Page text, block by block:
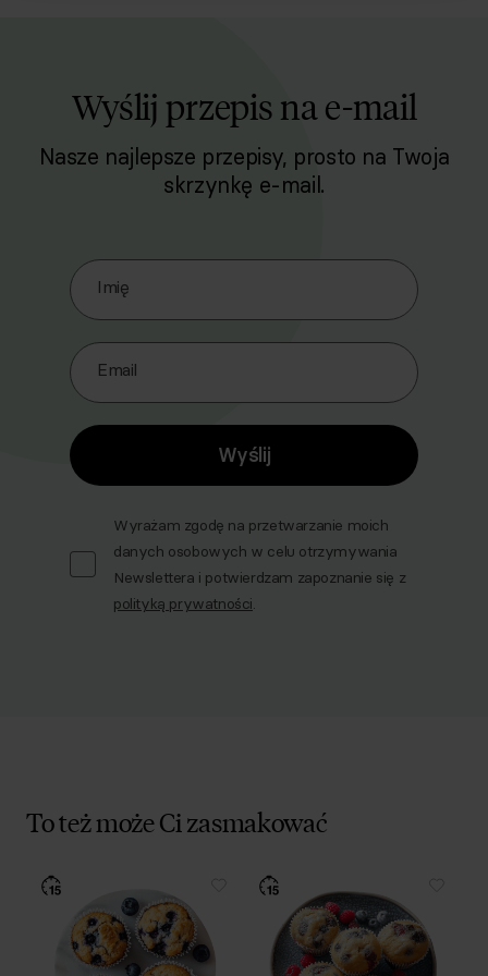
Wyślij przepis na e-mail
Nasze najlepsze przepisy, prosto na Twoja
skrzynkę e-mail.
Zapisz się do naszego Newslettera
Imię
Email
Wyślij
Wyrażam zgodę na przetwarzanie moich
danych osobowych w celu otrzymywania
Newslettera i potwierdzam zapoznanie się z
polityką prywatności.
To też może Ci zasmakować